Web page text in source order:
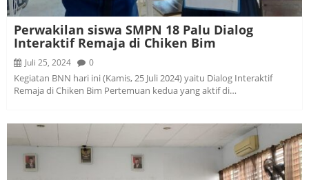
Perwakilan siswa SMPN 18 Palu Dialog
Interaktif Remaja di Chiken Bim
Juli 25, 2024 0
Kegiatan BNN hari ini (Kamis, 25 Juli 2024) yaitu Dialog Interaktif
Remaja di Chiken Bim Pertemuan kedua yang aktif di…